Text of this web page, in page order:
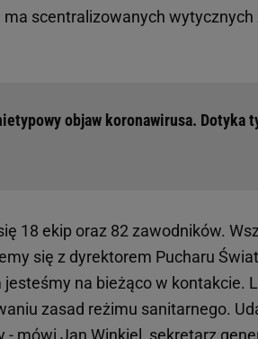
scentralizowanych wytycznych
objaw koronawirusa. Dotyka
18 ekip oraz 82 zawodników.
się z dyrektorem Pucharu
na bieżąco w kontakcie.
zasad reżimu sanitarnego.
mówi Jan Winkiel, sekretarz